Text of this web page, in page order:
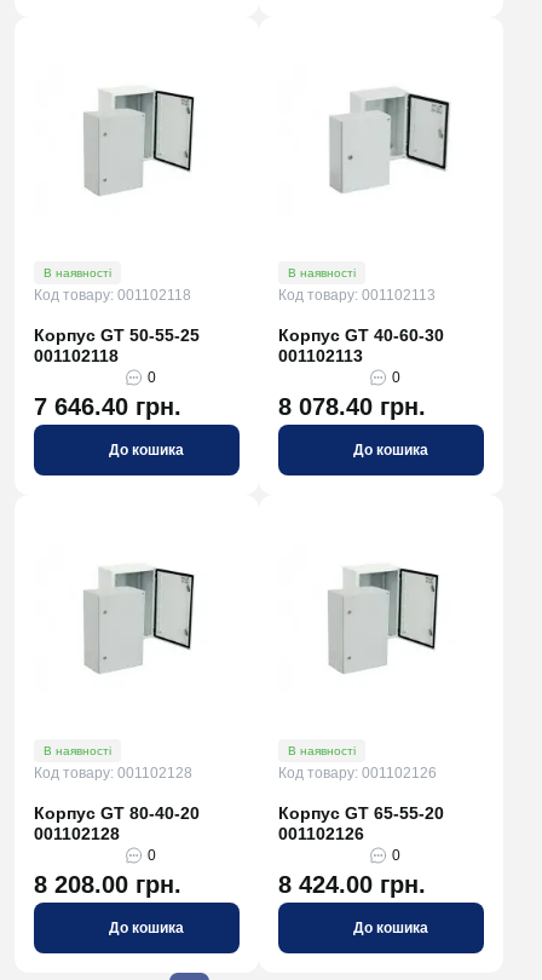
В наявності
Код товару: 001102118
Корпус GT 50-55-25
001102118
0
7 646.40 грн.
До кошика
В наявності
Код товару: 001102113
Корпус GT 40-60-30
001102113
0
8 078.40 грн.
До кошика
В наявності
Код товару: 001102128
Корпус GT 80-40-20
001102128
0
8 208.00 грн.
До кошика
В наявності
Код товару: 001102126
Корпус GT 65-55-20
001102126
0
8 424.00 грн.
До кошика